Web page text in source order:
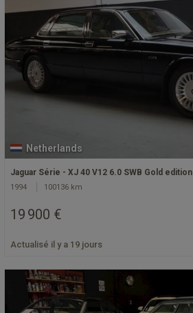
Netherlands
Jaguar Série - XJ 40 V12 6.0 SWB Gold edition
1994 100136 km
19 900 €
Actualisé il y a 19 jours